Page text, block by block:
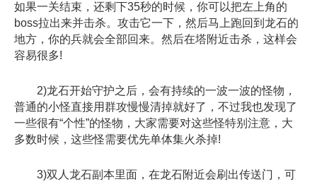
如果一关结束，还剩下35秒的时候，你可以把左上角的
boss拉出来并击杀。攻击它一下，然后马上跑回到龙石的
地方，你的兵就会全部回来。然后在塔附近击杀，这样会
容易很多!
2)龙石开始守护之后，会有持续的一波一波的怪物，
普通的小怪直接用群攻慢慢清掉就好了，不过我也发现了
一些很有“个性”的怪物，大家需要对这些怪特别注意，大
多数时候，这些怪需要优先单体集火杀掉!
3)双人龙石副本里面，在龙石附近会刷出传送门，可